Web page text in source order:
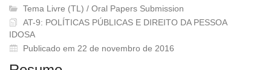
Tema Livre (TL) / Oral Papers Submission
AT-9: POLÍTICAS PÚBLICAS E DIREITO DA PESSOA
IDOSA
Publicado em 22 de novembro de 2016